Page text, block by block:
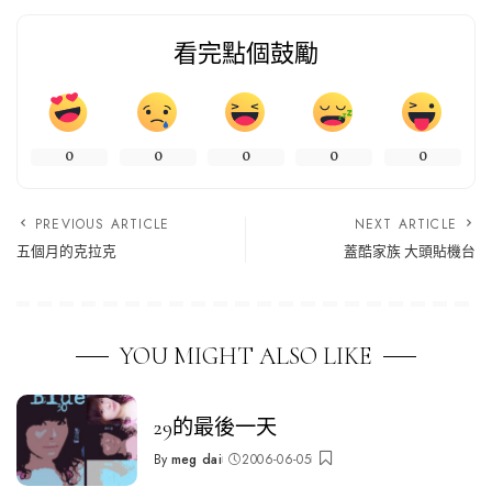
看完點個鼓勵
0 0 0 0 0
PREVIOUS ARTICLE
五個月的克拉克
NEXT ARTICLE
蓋酷家族 大頭貼機台
YOU MIGHT ALSO LIKE
29的最後一天
Posted
By meg dai 2006-06-05